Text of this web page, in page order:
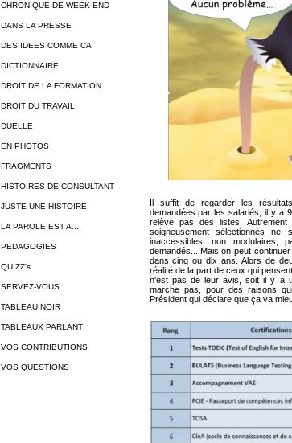
CHRONIQUE DE WEEK-END
DANS LA PRESSE
DES IDEES COMME CA
DICTIONNAIRE
DROIT DE LA FORMATION
DROIT DU TRAVAIL
DUELLE
EN PHOTOS
FRAGMENTS
HISTOIRES DE CONSULTANT
JUSTE UNE HISTOIRE
LA PAROLE EST A...
PEDAGOGIES
QUIZZ's
SERVEZ-VOUS
TABLEAU NOIR
TABLEAUX PARLANT
VOS CONTRIBUTIONS
VOS QUESTIONS
Il suffit de regarder les
demandées par les salariés, il y a
relève pas des listes.
soigneusement sélectionnés
inaccessibles, non modulaires,
demandés....Mais on peut
dans cinq ou dix ans. Alors de
réalité de la part de ceux qui
n'est pas de leur avis, soit il y a
marche pas, pour des raisons
Président qui déclare que ça va